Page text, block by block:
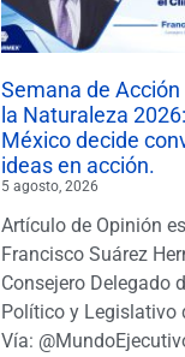
Semana de
la Naturaleza
México decide
ideas en acción.
5 agosto, 2026
Artículo de Opinión
Francisco Suárez
Consejero Delegado
Político y Legislativo
Vía: